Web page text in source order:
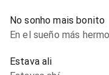
No sonho mais bonito
En el sueño más
Estava ali